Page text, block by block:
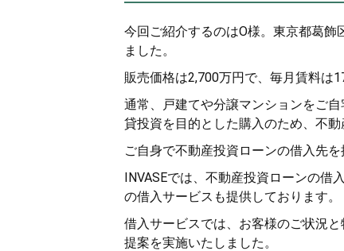
今回ご紹介するのはO様。東京都葛
ました。
販売価格は2,700万円で、毎月賃料は
通常、戸建てや分譲マンションをご
貸投資を目的とした購入のため、不
ご自身で不動産投資ローンの借入先
INVASEでは、不動産投資ローンの借
の借入サービスも提供しております。
借入サービスでは、お客様のご状況
提案を実施いたしました。